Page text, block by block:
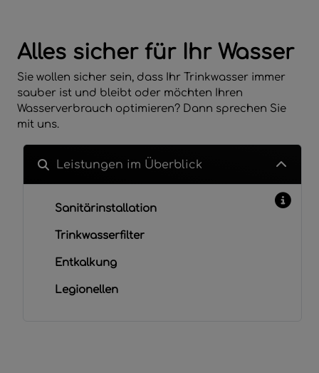
Alles sicher für Ihr Wasser
Sie wollen sicher sein, dass Ihr Trinkwasser immer
sauber ist und bleibt oder möchten Ihren
Wasserverbrauch optimieren? Dann sprechen Sie
mit uns.
Leistungen im Überblick
Sanitärinstallation
Trinkwasserfilter
Entkalkung
Legionellen